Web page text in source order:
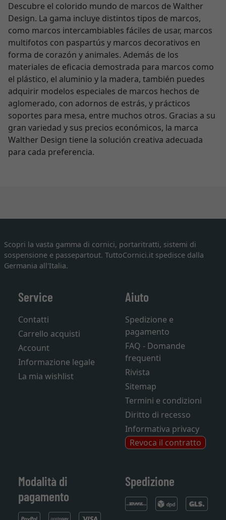
Descubre el colorido mundo de marcos de Walther
Design. La gama incluye distintos tipos de marcos,
como marcos intercambiables fáciles de usar, marcos
multifotos con paspartús y marcos decorativos en
forma de corazón y animales. Además de los
materiales de eficacia demostrada para marcos como
el plástico, el aluminio y la madera, también puedes
adquirir modelos especiales de marcos hechos de
aglomerado, con adornos de estrás, y prácticos
soportes para mesa, entre muchos otros. Gracias a su
gran variedad y sus precios económicos, la marca
Walther Design tiene la solución creativa adecuada
para cada preferencia.
Scopri la vasta gamma di cornici, portaritratti, sistemi di
sospensione e passepartout. TuttoCornici.it spedisce dalla
Germania all'Italia.
Service
Contatti
Carrello acquisti
Account
Informazione legale
La mia wishlist
Aiuto
Spedizione e
pagamento
FAQ - Domande
frequenti
Rivista
Sitemap
Termini e condizioni
Diritto di recesso
Informativa privacy
Revoca il contratto
Modalità di
pagamento
Spedizione